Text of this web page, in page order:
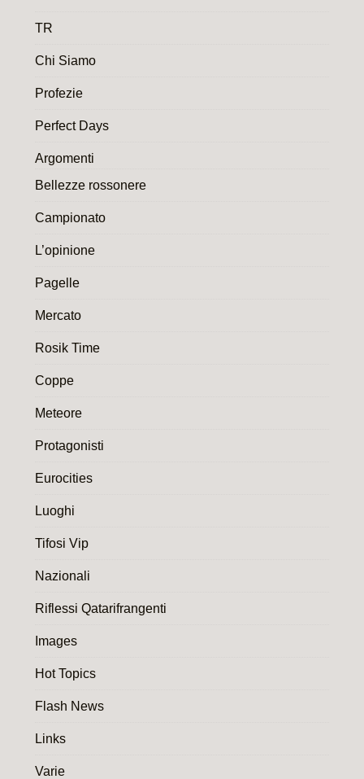
TR
Chi Siamo
Profezie
Perfect Days
Argomenti
Bellezze rossonere
Campionato
L’opinione
Pagelle
Mercato
Rosik Time
Coppe
Meteore
Protagonisti
Eurocities
Luoghi
Tifosi Vip
Nazionali
Riflessi Qatarifrangenti
Images
Hot Topics
Flash News
Links
Varie